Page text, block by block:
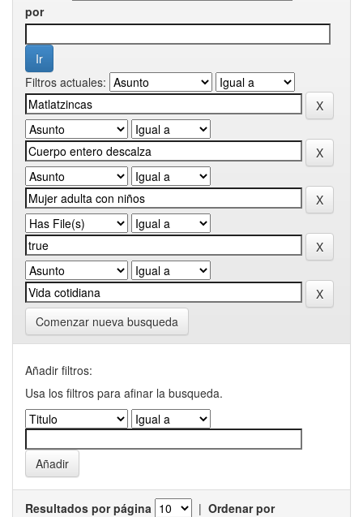
por
Filtros actuales:
Comenzar nueva busqueda
Añadir filtros:
Usa los filtros para afinar la busqueda.
Resultados por página | Ordenar por